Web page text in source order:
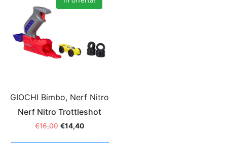
GIOCHI Bimbo, Nerf Nitro
Nerf Nitro Trottleshot
€16,00 €14,40